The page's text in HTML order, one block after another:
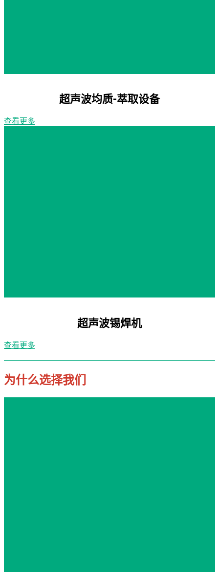
超声波均质-萃取设备
查看更多
超声波锡焊机
查看更多
为什么选择我们